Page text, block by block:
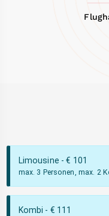
Limousine - € 101
max. 3 Personen, max. 2
Kombi - € 111